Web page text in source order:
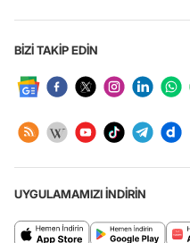
BİZİ TAKİP EDİN
UYGULAMAMIZI İNDİRİN